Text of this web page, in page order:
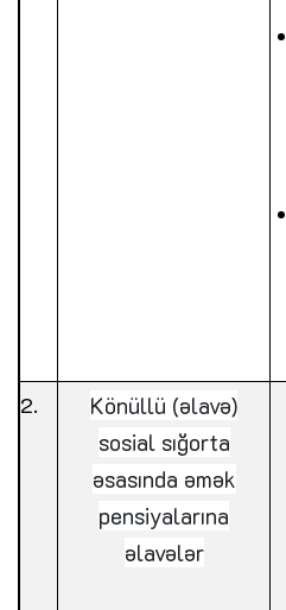
Könüllü (əlavə)
sosial sığorta
əsasında əmək
pensiyalarına
əlavələr